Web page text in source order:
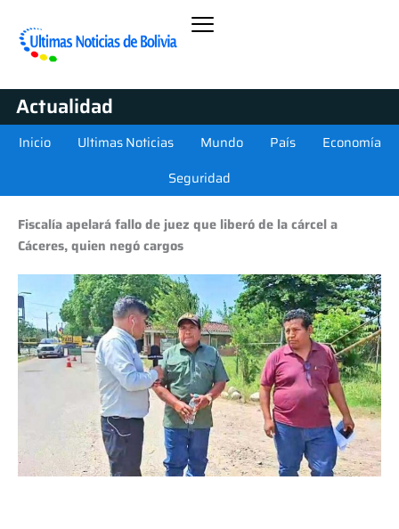
Actualidad
Inicio Ultimas Noticias Mundo País
Economía
Seguridad
Fiscalía apelará fallo de juez que liberó de la cárcel a
Cáceres, quien negó cargos